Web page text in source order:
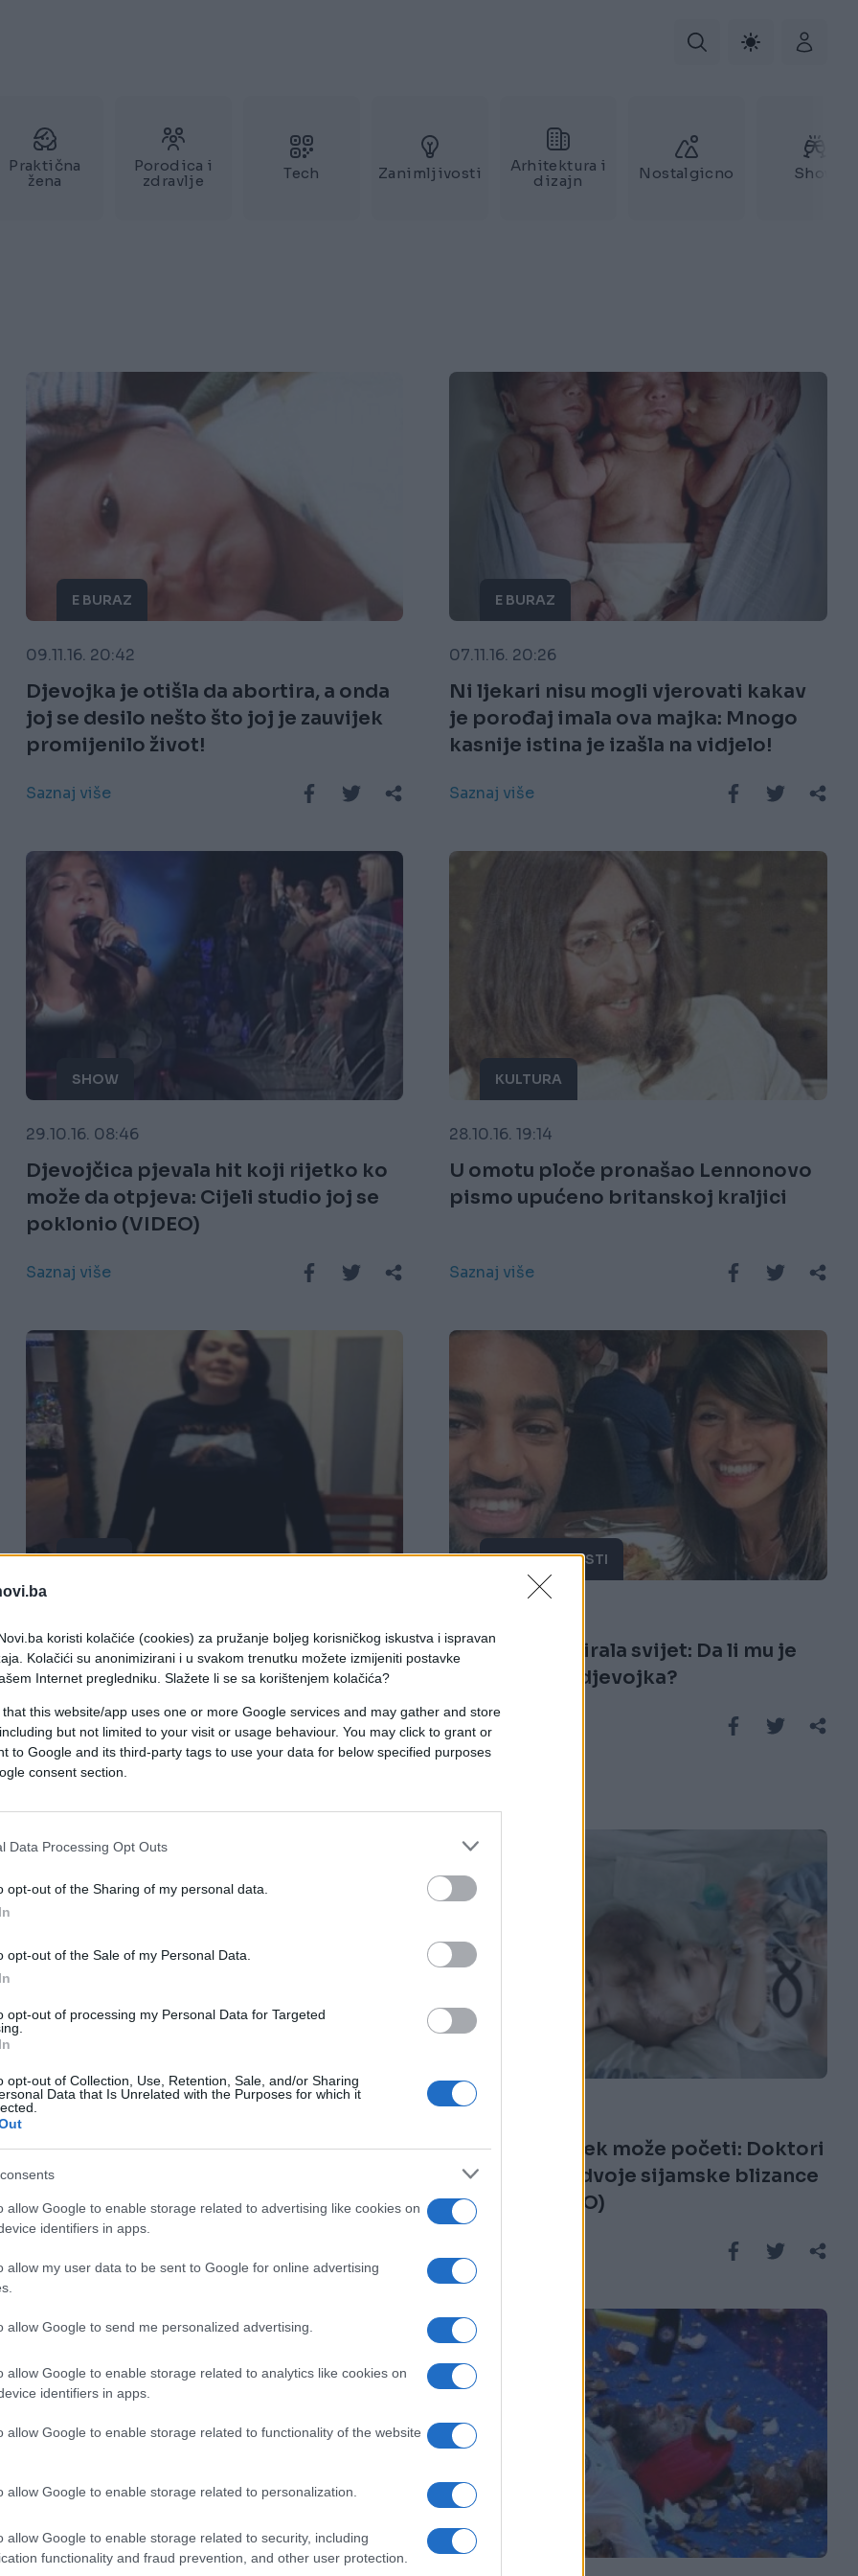
koristi kolačiće (cookies) za pružanje boljeg korisničkog iskustva i ispravan
Kolačići su anonimizirani i u svakom trenutku možete izmijeniti postavke
Internet pregledniku. Slažete li se sa korištenjem kolačića?
that this website/app uses one or more Google services and may gather and store
but not limited to your visit or usage behaviour. You may click to grant or
to Google and its third-party tags to use your data for below specified purposes
consent section.
Data Processing Opt Outs
opt-out of the Sharing of my personal data.
opt-out of the Sale of my Personal Data.
opt-out of processing my Personal Data for Targeted
opt-out of Collection, Use, Retention, Sale, and/or Sharing
Data that Is Unrelated with the Purposes for which it
allow Google to enable storage related to advertising like cookies on
identifiers in apps.
allow my user data to be sent to Google for online advertising
allow Google to send me personalized advertising.
allow Google to enable storage related to analytics like cookies on
identifiers in apps.
allow Google to enable storage related to functionality of the website
allow Google to enable storage related to personalization.
allow Google to enable storage related to security, including
functionality and fraud prevention, and other user protection.
Praktična
žena
Porodica i
zdravlje
Tech Zanimljivosti
Arhitektura i
dizajn
Nostalgicno Show
E BURAZ
09.11.16. 20:42
Djevojka je otišla da abortira, a onda
joj se desilo nešto što joj je zauvijek
promijenilo život!
Saznaj više
E BURAZ
07.11.16. 20:26
Ni ljekari nisu mogli vjerovati kakav
je porođaj imala ova majka: Mnogo
kasnije istina je izašla na vidjelo!
Saznaj više
SHOW
29.10.16. 08:46
Djevojčica pjevala hit koji rijetko ko
može da otpjeva: Cijeli studio joj se
poklonio (VIDEO)
Saznaj više
KULTURA
28.10.16. 19:14
U omotu ploče pronašao Lennonovo
pismo upućeno britanskoj kraljici
Saznaj više
KIOSK
Sa njom nema zezanja: Ona svojim
grudima uništava limenke piva!
Saznaj više
ZANIMLJIVOSTI
Izgledom šokirala svijet: Da li mu je
ona mama ili djevojka?
Saznaj više
15.10.16. 13:12
Ključ s Titanika moga bi dostići cijenu
od oko 100 hiljada maraka
15.10.16. 12:33
Njihov život tek može početi: Doktori
uspjeli da razdvoje sijamske blizance
(FOTO & VIDEO)
VIDEO